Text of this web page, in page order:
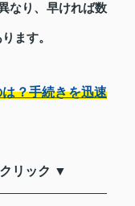
なり、早ければ数
ます。
？手続きを迅速
リック ▼